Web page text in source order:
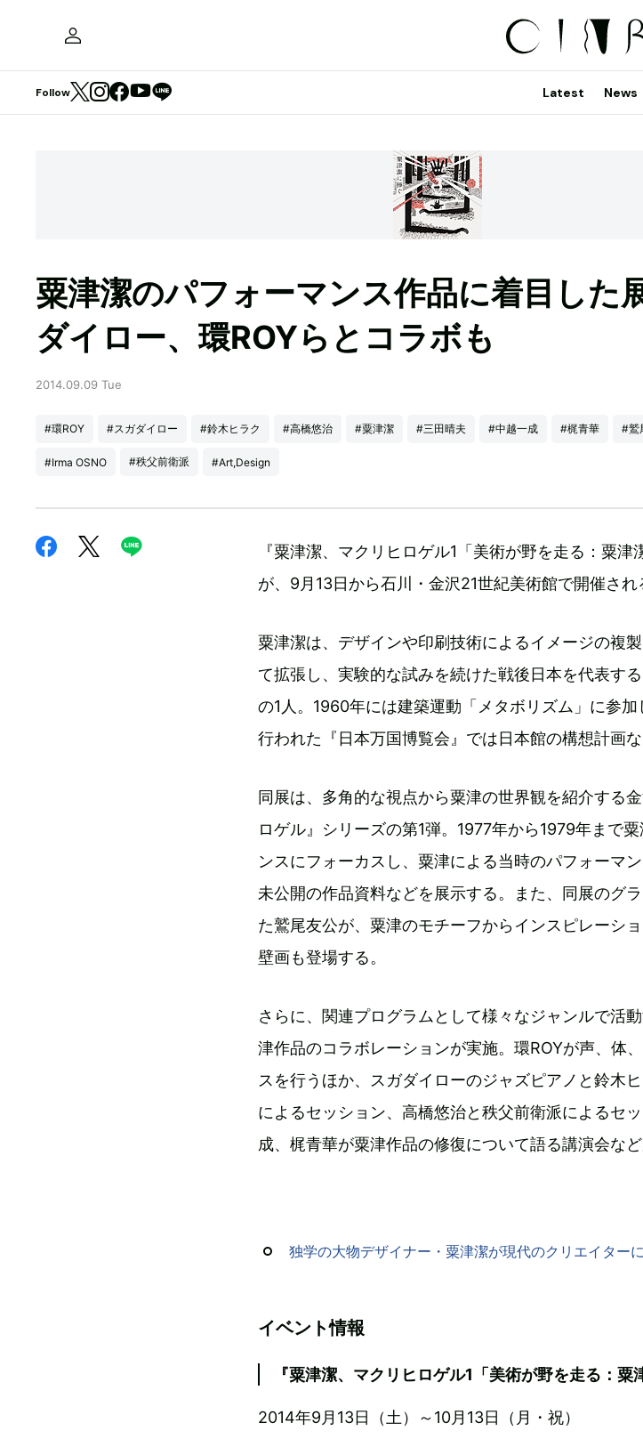
Follow Latest News
粟津潔のパフォーマンス作品に着目した
ダイロー、環ROYらとコラボも
2014.09.09 Tue
#環ROY #スガダイロー #鈴木ヒラク #高橋悠治 #粟津潔 #三田晴夫 #中越一成 #梶青華 #鷲
#Irma OSNO #秩父前衛派 #Art,Design
『粟津潔、マクリヒロゲル1「美術が野を走る：粟津
が、9月13日から石川・金沢21世紀美術館で開催され
粟津潔は、デザインや印刷技術によるイメージの複
て拡張し、実験的な試みを続けた戦後日本を代表す
の1人。1960年には建築運動「メタボリズム」に参
行われた『日本万国博覧会』では日本館の構想計画な
同展は、多角的な視点から粟津の世界観を紹介する
ロゲル』シリーズの第1弾。1977年から1979年まで
ンスにフォーカスし、粟津による当時のパフォーマ
未公開の作品資料などを展示する。また、同展のグ
た鷲尾友公が、粟津のモチーフからインスピレーシ
壁画も登場する。
さらに、関連プログラムとして様々なジャンルで活
津作品のコラボレーションが実施。環ROYが声、体
スを行うほか、スガダイローのジャズピアノと鈴木
によるセッション、高橋悠治と秩父前衛派によるセ
成、梶青華が粟津作品の修復について語る講演会など
独学の大物デザイナー・粟津潔が現代のクリエイター
イベント情報
『粟津潔、マクリヒロゲル1「美術が野を走る：粟
2014年9月13日（土）～10月13日（月・祝）